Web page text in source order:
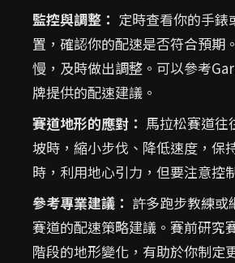
監控與調整： 定時查看你的手錶
置，確認你的配速是否符合預期
慢，及時做出調整。可以參考
牌提供的配速建議。
賽道地形的應對： 馬拉松賽道往
坡時，縮小步伐、降低速度，保
時，利用地心引力，但要注意控
參考專業建議： 許多跑步教練或
賽道的配速策略建議。賽前研究
階段的地形變化，有助於你制定